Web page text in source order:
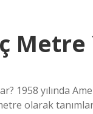
Metre
1958 yılında
olarak